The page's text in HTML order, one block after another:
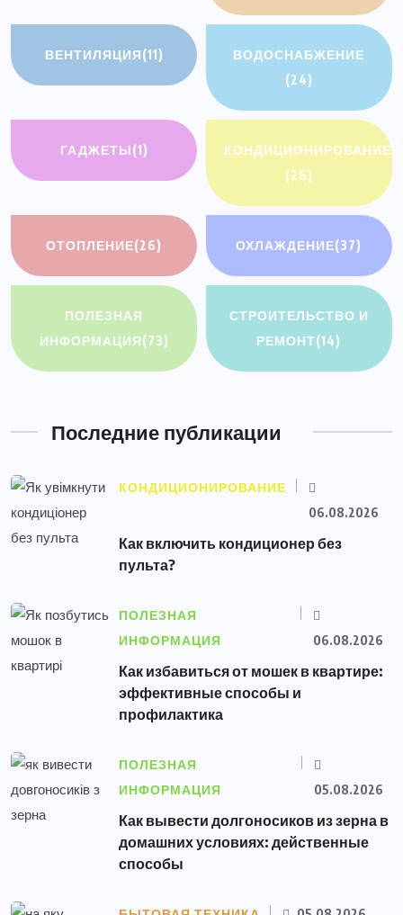
ВЕНТИЛЯЦИЯ(11)
ВОДОСНАБЖЕНИЕ
(24)
ГАДЖЕТЫ(1)
КОНДИЦИОНИРОВАНИЕ
(26)
ОТОПЛЕНИЕ(26) ОХЛАЖДЕНИЕ(37)
ПОЛЕЗНАЯ
ИНФОРМАЦИЯ(73)
СТРОИТЕЛЬСТВО И
РЕМОНТ(14)
Последние публикации
КОНДИЦИОНИРОВАНИЕ
06.08.2026
Как включить кондиционер без
пульта?
ПОЛЕЗНАЯ
ИНФОРМАЦИЯ
06.08.2026
Как избавиться от мошек в квартире:
эффективные способы и
профилактика
ПОЛЕЗНАЯ
ИНФОРМАЦИЯ
05.08.2026
Как вывести долгоносиков из зерна в
домашних условиях: действенные
способы